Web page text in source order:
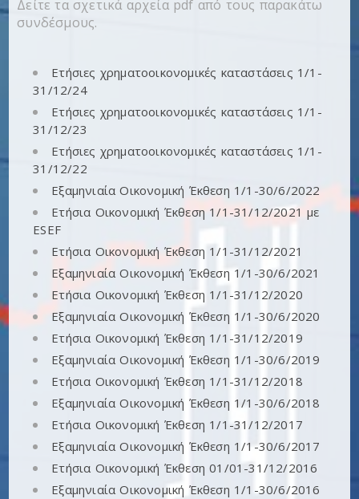
Δείτε τα σχετικά αρχεία pdf από τους παρακάτω
συνδέσμους.
Ετήσιες χρηματοοικονομικές καταστάσεις 1/1-
31/12/24
Ετήσιες χρηματοοικονομικές καταστάσεις 1/1-
31/12/23
Ετήσιες χρηματοοικονομικές καταστάσεις 1/1-
31/12/22
Εξαμηνιαία Οικονομική Έκθεση 1/1-30/6/2022
Ετήσια Οικονομική Έκθεση 1/1-31/12/2021 με
ESEF
Ετήσια Οικονομική Έκθεση 1/1-31/12/2021
Εξαμηνιαία Οικονομική Έκθεση 1/1-30/6/2021
Ετήσια Οικονομική Έκθεση 1/1-31/12/2020
Εξαμηνιαία Οικονομική Έκθεση 1/1-30/6/2020
Ετήσια Οικονομική Έκθεση 1/1-31/12/2019
Εξαμηνιαία Οικονομική Έκθεση 1/1-30/6/2019
Ετήσια Οικονομική Έκθεση 1/1-31/12/2018
Εξαμηνιαία Οικονομική Έκθεση 1/1-30/6/2018
Ετήσια Οικονομική Έκθεση 1/1-31/12/2017
Εξαμηνιαία Οικονομική Έκθεση 1/1-30/6/2017
Ετήσια Οικονομική Έκθεση 01/01-31/12/2016
Εξαμηνιαία Οικονομική Έκθεση 1/1-30/6/2016